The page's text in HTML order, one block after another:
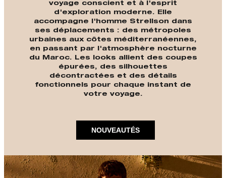
voyage conscient et à l'esprit
d'exploration moderne. Elle
accompagne l'homme Strellson dans
ses déplacements : des métropoles
urbaines aux côtes méditerranéennes,
en passant par l'atmosphère nocturne
du Maroc. Les looks allient des coupes
épurées, des silhouettes
décontractées et des détails
fonctionnels pour chaque instant de
votre voyage.
NOUVEAUTÉS